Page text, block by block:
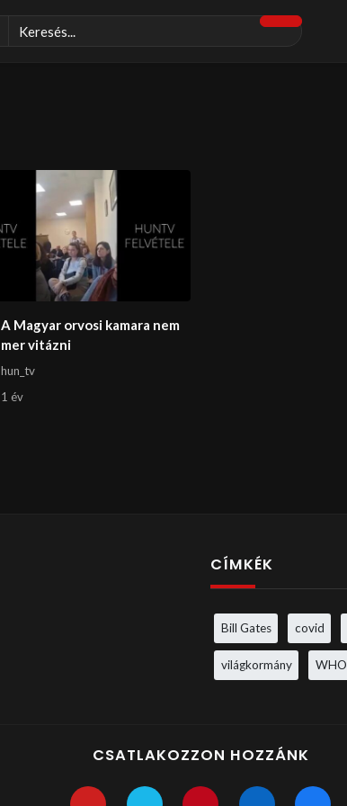
A Magyar orvosi kamara nem
mer vitázni
hun_tv
1 év
CÍMKÉK
Bill Gates covid
világkormány WHO
CSATLAKOZZON HOZZÁNK